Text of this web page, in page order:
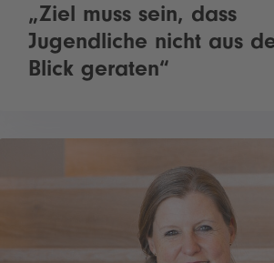
„Ziel muss sein, dass
Jugendliche nicht aus
Blick geraten“